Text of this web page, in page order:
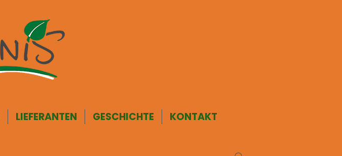
LIEFERANTEN GESCHICHTE KONTAKT